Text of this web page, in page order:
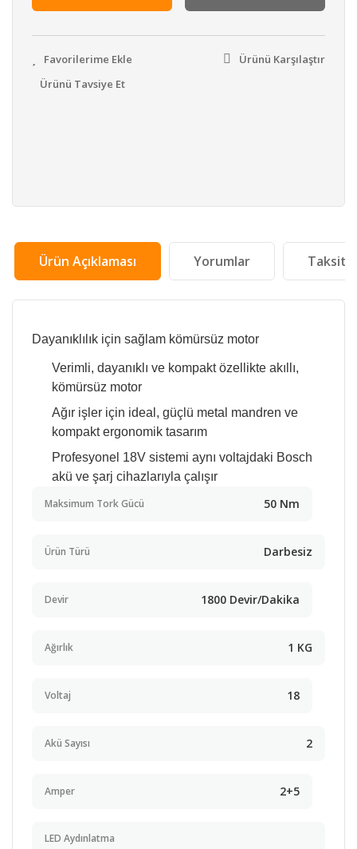
Ürünü Karşılaştır
Ürünü Tavsiye Et
Ürün Açıklaması Yorumlar Taksit
Dayanıklılık için sağlam kömürsüz motor
Verimli, dayanıklı ve kompakt özellikte akıllı,
kömürsüz motor
Ağır işler için ideal, güçlü metal mandren ve
kompakt ergonomik tasarım
Profesyonel 18V sistemi aynı voltajdaki Bosch
akü ve şarj cihazlarıyla çalışır
Maksimum Tork Gücü
50 Nm
Ürün Türü Darbesiz
Devir 1800 Devir/Dakika
Ağırlık 1 KG
Voltaj 18
Akü Sayısı 2
Amper 2+5
LED Aydınlatma